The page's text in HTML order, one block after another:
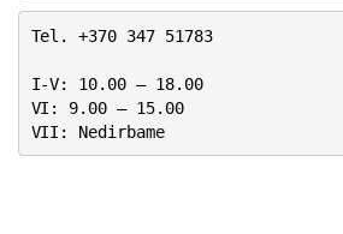
Tel. +370 347 51783
I-V: 10.00 – 18.00
VI: 9.00 – 15.00
VII: Nedirbame